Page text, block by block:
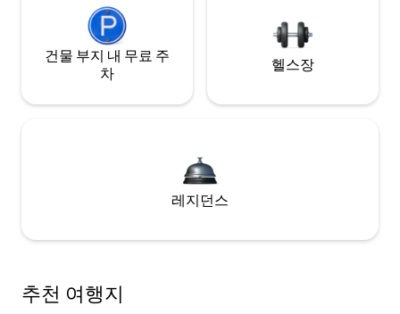
건물 부지 내 무료 주
차
헬스장
레지던스
추천 여행지